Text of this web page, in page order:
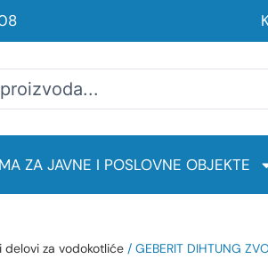
ZA JAVNE I POSLOVNE OBJEKTE
delovi za vodokotliće / GEBERIT DIHTUNG